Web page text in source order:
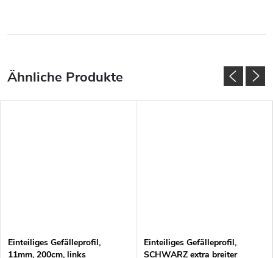
Einteiliges Gefälleprofil,
11mm, 200cm, links
Einteiliges Gefälleprofil,
SCHWARZ extra breiter